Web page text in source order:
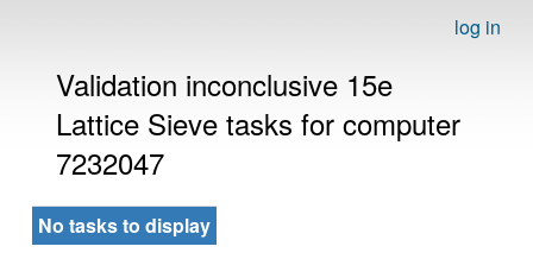
log in
Validation inconclusive 15e
Lattice Sieve tasks for computer
7232047
No tasks to display